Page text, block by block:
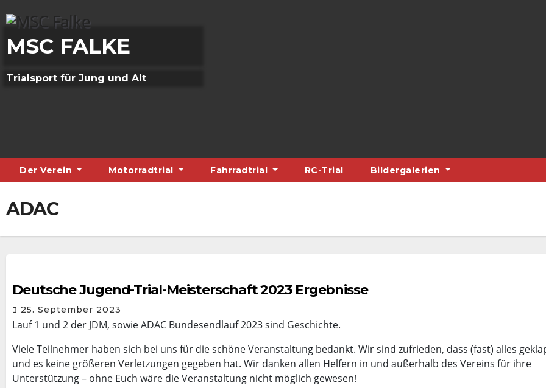
to
content
MSC FALKE
Trialsport für Jung und Alt
Der Verein Motorradtrial Fahrradtrial RC-Trial Bildergalerien
ADAC
Deutsche Jugend-Trial-Meisterschaft 2023 Ergebnisse
25. September 2023
Lauf 1 und 2 der JDM, sowie ADAC Bundesendlauf 2023 sind Geschichte.
Viele Teilnehmer haben sich bei uns für die schöne Veranstaltung bedankt. Wir sind zufrieden, dass (fast) alles
und es keine größeren Verletzungen gegeben hat. Wir danken allen Helfern in und außerhalb des Vereins für ihre
Unterstützung – ohne Euch wäre die Veranstaltung nicht möglich gewesen!